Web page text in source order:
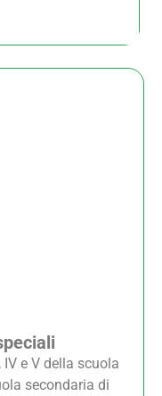
e V della scuola
secondaria di